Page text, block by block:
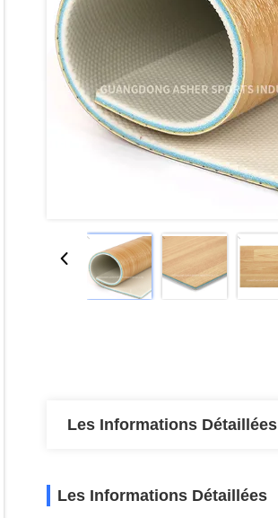
Les Informations Détaillées
Les Informations Détaillées